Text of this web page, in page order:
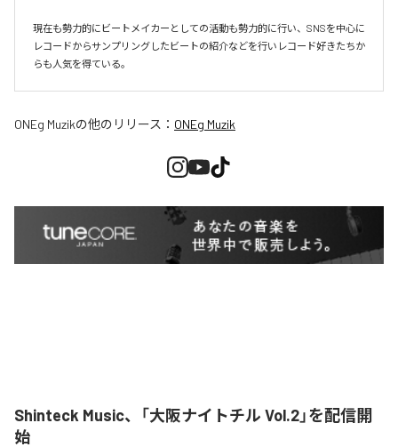
現在も勢力的にビートメイカーとしての活動も勢力的に行い、SNSを中心に
レコードからサンプリングしたビートの紹介などを行いレコード好きたちか
らも人気を得ている。
ONEg Muzikの他のリリース： ONEg Muzik
Shinteck Music、「大阪ナイトチル Vol.2」を配信開
始